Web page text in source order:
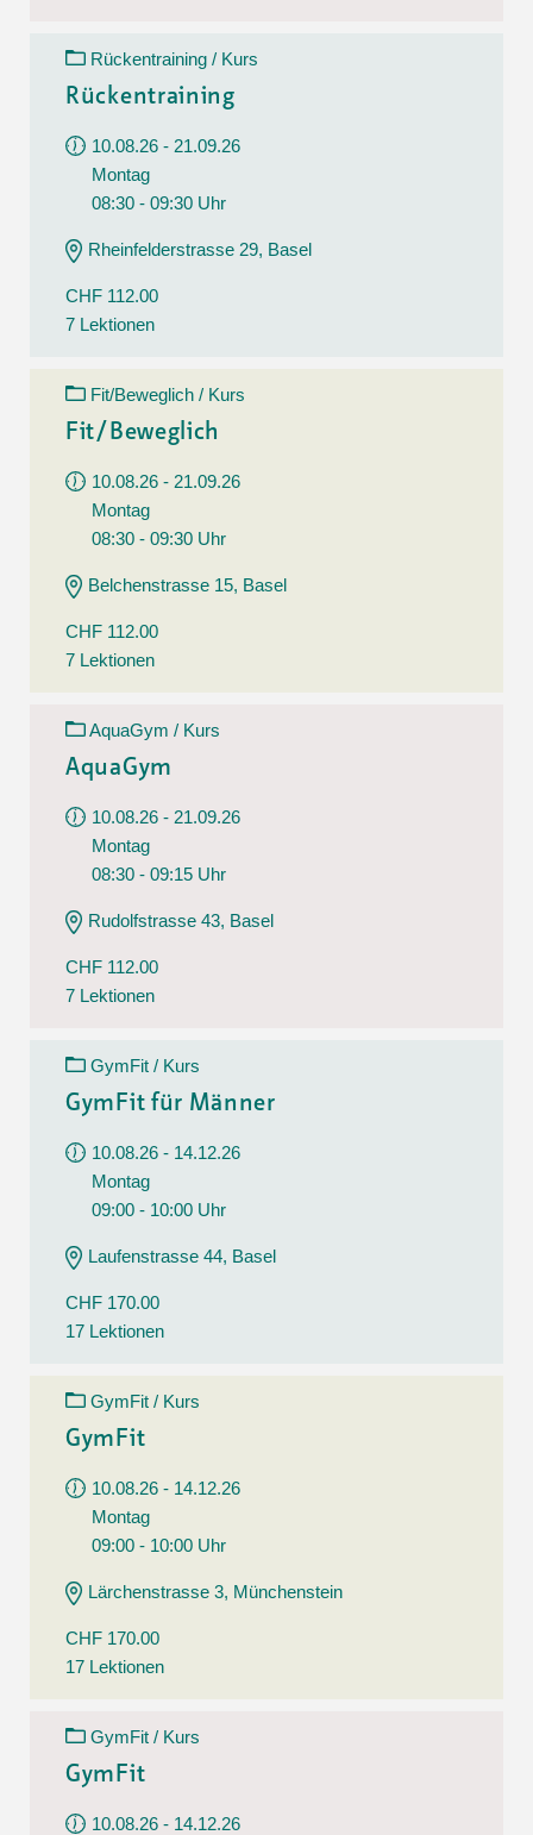
Rückentraining / Kurs
Rückentraining
10.08.26 - 21.09.26
Montag
08:30 - 09:30 Uhr
Rheinfelderstrasse 29, Basel
CHF 112.00
7 Lektionen
Fit/Beweglich / Kurs
Fit/Beweglich
10.08.26 - 21.09.26
Montag
08:30 - 09:30 Uhr
Belchenstrasse 15, Basel
CHF 112.00
7 Lektionen
AquaGym / Kurs
AquaGym
10.08.26 - 21.09.26
Montag
08:30 - 09:15 Uhr
Rudolfstrasse 43, Basel
CHF 112.00
7 Lektionen
GymFit / Kurs
GymFit für Männer
10.08.26 - 14.12.26
Montag
09:00 - 10:00 Uhr
Laufenstrasse 44, Basel
CHF 170.00
17 Lektionen
GymFit / Kurs
GymFit
10.08.26 - 14.12.26
Montag
09:00 - 10:00 Uhr
Lärchenstrasse 3, Münchenstein
CHF 170.00
17 Lektionen
GymFit / Kurs
GymFit
10.08.26 - 14.12.26